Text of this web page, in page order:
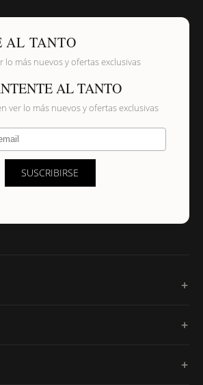
AL TANTO
lo más nuevos y ofertas exclusivas
AL TANTO
ver lo más nuevos y ofertas exclusivas
SUSCRIBIRSE